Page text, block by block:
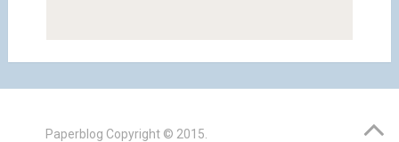
Paperblog Copyright © 2015.